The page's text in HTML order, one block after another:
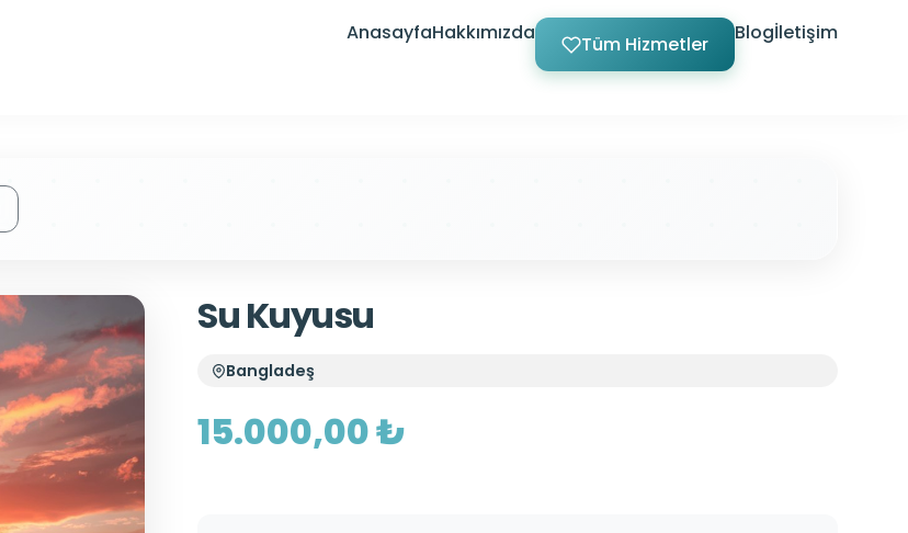
AnasayfaHakkımızda Tüm Hizmetler Blogİletişim
Su Kuyusu
Bangladeş
15.000,00 ₺